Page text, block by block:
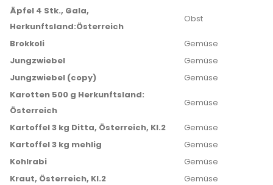
Äpfel 4 Stk., Gala,
Herkunftsland:Österreich
Obst
Brokkoli
Gemüse
Jungzwiebel
Gemüse
Jungzwiebel (copy)
Gemüse
Karotten 500 g Herkunftsland:
Österreich
Gemüse
Kartoffel 3 kg Ditta, Österreich, Kl.2
Gemüse
Kartoffel 3 kg mehlig
Gemüse
Kohlrabi
Gemüse
Kraut, Österreich, Kl.2
Gemüse